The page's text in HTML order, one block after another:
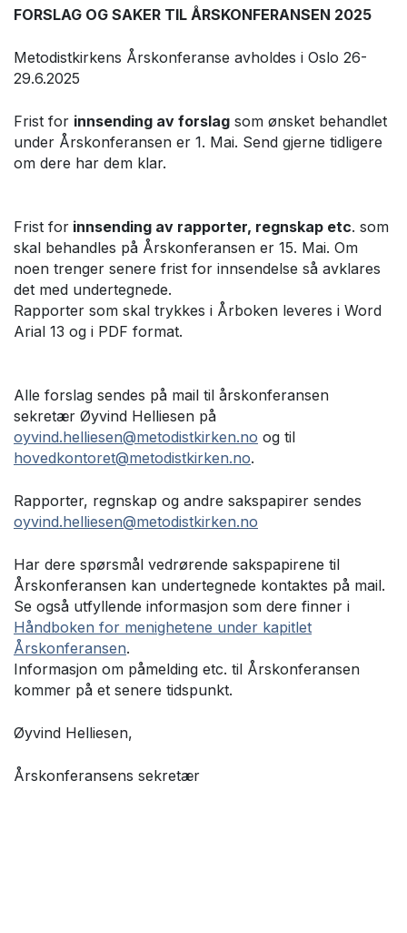
FORSLAG OG SAKER TIL ÅRSKONFERANSEN 2025
Metodistkirkens Årskonferanse avholdes i Oslo 26-
29.6.2025
Frist for innsending av forslag som ønsket behandlet
under Årskonferansen er 1. Mai. Send gjerne tidligere
om dere har dem klar.
Frist for innsending av rapporter, regnskap etc. som
skal behandles på Årskonferansen er 15. Mai. Om
noen trenger senere frist for innsendelse så avklares
det med undertegnede.
Rapporter som skal trykkes i Årboken leveres i Word
Arial 13 og i PDF format.
Alle forslag sendes på mail til årskonferansen
sekretær Øyvind Helliesen på
oyvind.helliesen@metodistkirken.no og til
hovedkontoret@metodistkirken.no.
Rapporter, regnskap og andre sakspapirer sendes
oyvind.helliesen@metodistkirken.no
Har dere spørsmål vedrørende sakspapirene til
Årskonferansen kan undertegnede kontaktes på mail.
Se også utfyllende informasjon som dere finner i
Håndboken for menighetene under kapitlet
Årskonferansen.
Informasjon om påmelding etc. til Årskonferansen
kommer på et senere tidspunkt.
Øyvind Helliesen,
Årskonferansens sekretær